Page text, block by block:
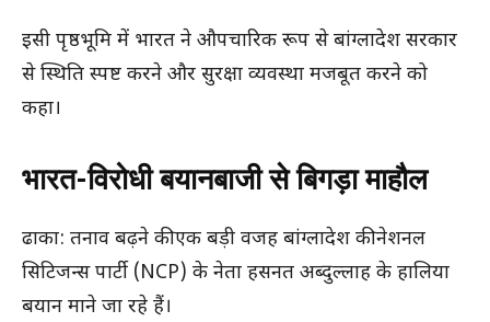
इसी पृष्ठभूमि में भारत ने औपचारिक रूप से बांग्लादेश सरकार
से स्थिति स्पष्ट करने और सुरक्षा व्यवस्था मजबूत करने को
कहा।
भारत-विरोधी बयानबाजी से बिगड़ा माहौल
ढाका: तनाव बढ़ने की एक बड़ी वजह बांग्लादेश की नेशनल
सिटिजन्स पार्टी (NCP) के नेता हसनत अब्दुल्लाह के हालिया
बयान माने जा रहे हैं।